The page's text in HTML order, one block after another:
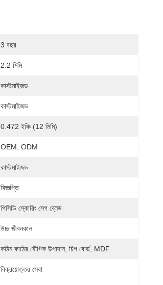
3 বছর
2.2 মিমি
কাস্টমাইজড
কাস্টমাইজড
0.472 ইঞ্চি (12 মিমি)
OEM, ODM
কাস্টমাইজড
বিজ্ঞপ্তি
পিসিডি স্কোরিং সেগ ব্লেড
উচ্চ জীবনকাল
কঠিন কাঠের যৌগিক উপাদান, চিপ বোর্ড, MDF
বিক্রয়োত্তর সেবা